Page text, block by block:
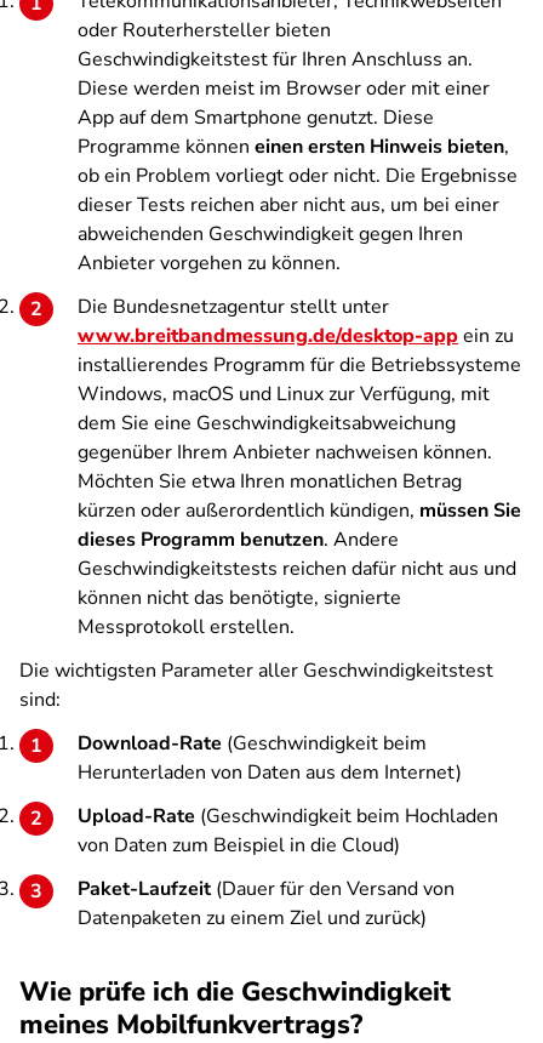
oder Routerhersteller bieten
Geschwindigkeitstest für Ihren Anschluss an.
Diese werden meist im Browser oder mit einer
App auf dem Smartphone genutzt. Diese
Programme können einen ersten Hinweis bieten,
ob ein Problem vorliegt oder nicht. Die Ergebnisse
dieser Tests reichen aber nicht aus, um bei einer
abweichenden Geschwindigkeit gegen Ihren
Anbieter vorgehen zu können.
Die Bundesnetzagentur stellt unter
www.breitbandmessung.de/desktop-appein zu
installierendes Programm für die Betriebssysteme
Windows, macOS und Linux zur Verfügung, mit
dem Sie eine Geschwindigkeitsabweichung
gegenüber Ihrem Anbieter nachweisen können.
Möchten Sie etwa Ihren monatlichen Betrag
kürzen oder außerordentlich kündigen, müssen Sie
dieses Programm benutzen. Andere
Geschwindigkeitstests reichen dafür nicht aus und
können nicht das benötigte, signierte
Messprotokoll erstellen.
Die wichtigsten Parameter aller Geschwindigkeitstest
sind:
Download-Rate (Geschwindigkeit beim
Herunterladen von Daten aus dem Internet)
Upload-Rate (Geschwindigkeit beim Hochladen
von Daten zum Beispiel in die Cloud)
Paket-Laufzeit(Dauer für den Versand von
Datenpaketen zu einem Ziel und zurück)
Wie prüfe ich die Geschwindigkeit
meines Mobilfunkvertrags?